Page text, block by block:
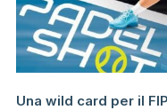
Una wild card per il